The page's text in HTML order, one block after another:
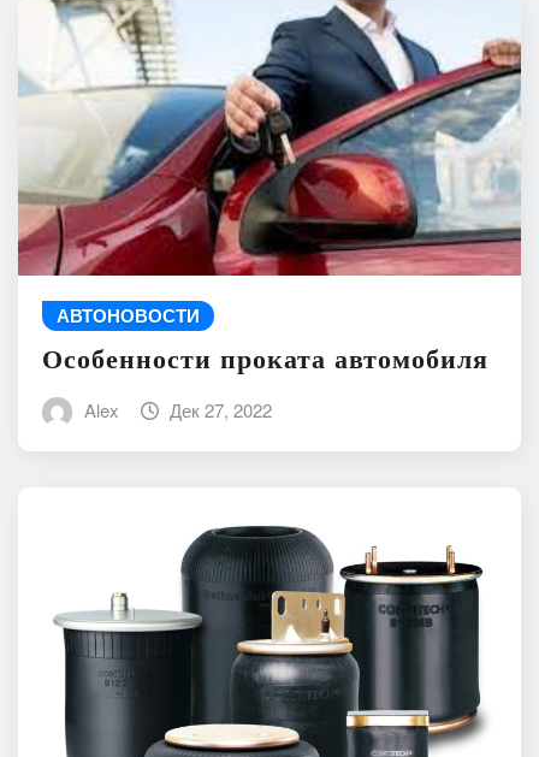
АВТОНОВОСТИ
Особенности проката автомобиля
Alex Дек 27, 2022